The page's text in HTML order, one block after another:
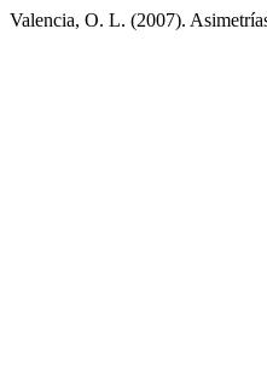
Valencia, O. L. (2007).